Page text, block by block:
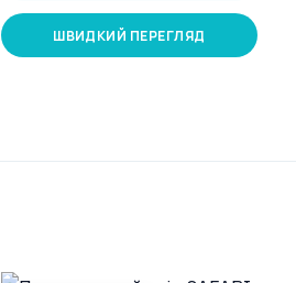
ШВИДКИЙ ПЕРЕГЛЯД